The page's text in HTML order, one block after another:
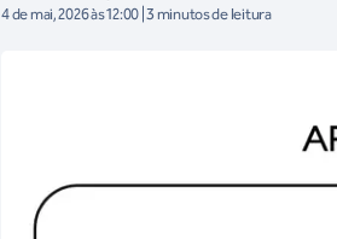
4 de mai, 2026 às 12:00 | 3 minutos de leitura